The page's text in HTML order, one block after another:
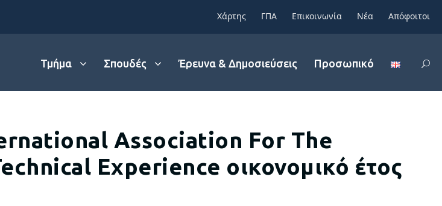
Χάρτης ΓΠΑ Επικοινωνία Νέα Απόφοιτοι
Τμήμα Σπουδές Έρευνα & Δημοσιεύσεις Προσωπικό
Association For The
Experience οικονομικό έτος